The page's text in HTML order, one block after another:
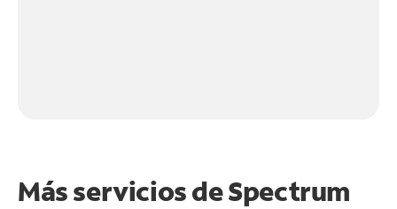
Más servicios de Spectrum